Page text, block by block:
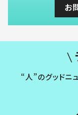
お
“人”のグッドニ